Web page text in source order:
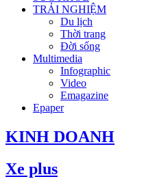
TRẢI NGHIỆM
Du lịch
Thời trang
Đời sống
Multimedia
Infographic
Video
Emagazine
Epaper
KINH DOANH
Xe plus